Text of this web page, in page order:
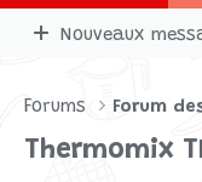
Nouveaux
Forums Forum
Thermomix